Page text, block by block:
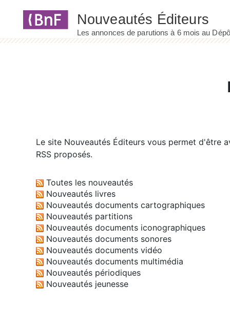
Le site Nouveautés Éditeurs vous permet d'être
RSS proposés.
Toutes les nouveautés
Nouveautés livres
Nouveautés documents cartographiques
Nouveautés partitions
Nouveautés documents iconographiques
Nouveautés documents sonores
Nouveautés documents vidéo
Nouveautés documents multimédia
Nouveautés périodiques
Nouveautés jeunesse